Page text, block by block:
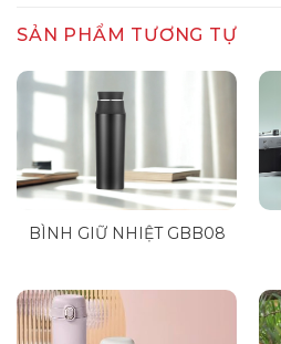
SẢN PHẨM TƯƠNG TỰ
BÌNH GIỮ NHIỆT GBB08